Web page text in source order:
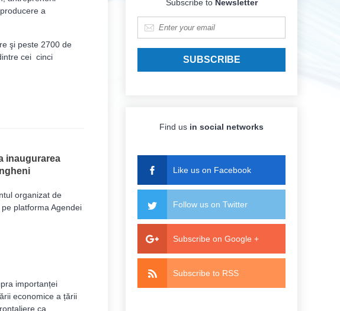
a
şi peste 2700 de
cei cinci
inaugurarea
organizat de
platforma Agendei
importanței
economice a țării
ca
Subscribe to Newsletter
Find us in social networks
Like us on Facebook
Follow us on Twitter
Subscribe on Google +
Subscribe to RSS